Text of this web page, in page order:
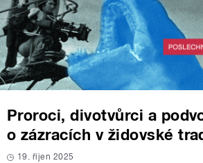
Proroci, divotvůrci a
o zázracích v židovské
19. říjen 2025